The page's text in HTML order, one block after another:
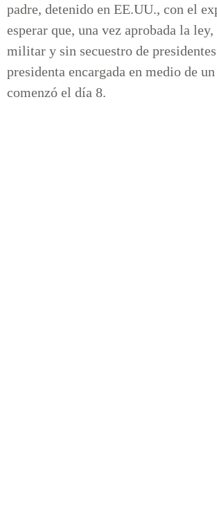
padre, detenido en EE.UU., con el
esperar que, una vez aprobada la
militar y sin secuestro de
presidenta encargada en medio de
comenzó el día 8.